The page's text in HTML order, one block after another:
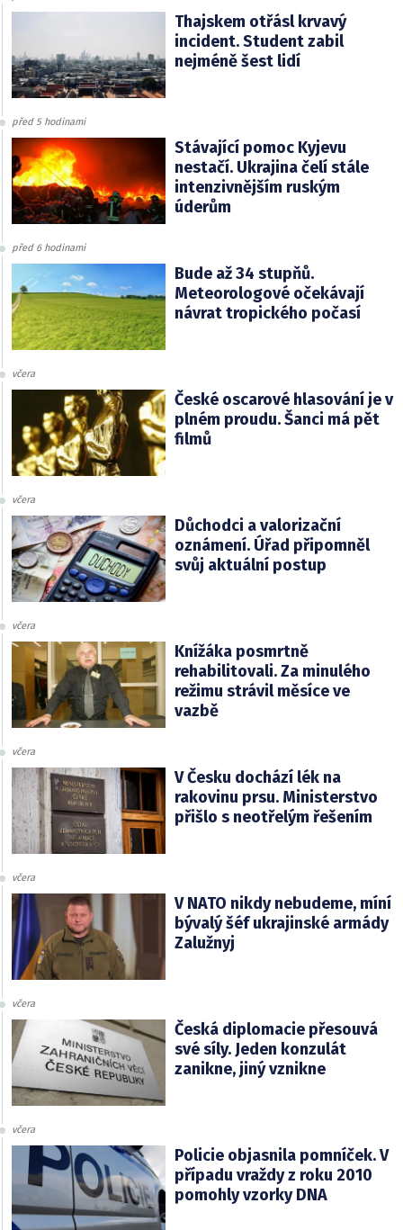
Thajskem otřásl krvavý
incident. Student zabil
nejméně šest lidí
před 5 hodinami
Stávající pomoc Kyjevu
nestačí. Ukrajina čelí stále
intenzivnějším ruským
úderům
před 6 hodinami
Bude až 34 stupňů.
Meteorologové očekávají
návrat tropického počasí
včera
České oscarové hlasování je v
plném proudu. Šanci má pět
filmů
včera
Důchodci a valorizační
oznámení. Úřad připomněl
svůj aktuální postup
včera
Knížáka posmrtně
rehabilitovali. Za minulého
režimu strávil měsíce ve
vazbě
včera
V Česku dochází lék na
rakovinu prsu. Ministerstvo
přišlo s neotřelým řešením
včera
V NATO nikdy nebudeme, míní
bývalý šéf ukrajinské armády
Zalužnyj
včera
Česká diplomacie přesouvá
své síly. Jeden konzulát
zanikne, jiný vznikne
včera
Policie objasnila pomníček. V
případu vraždy z roku 2010
pomohly vzorky DNA